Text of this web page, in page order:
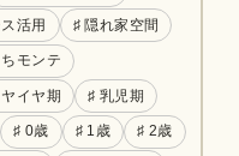
活用 ♯ 隠れ家空間
モンテ
イヤ期 ♯ 乳児期
♯ 0歳 ♯ 1歳 ♯ 2歳